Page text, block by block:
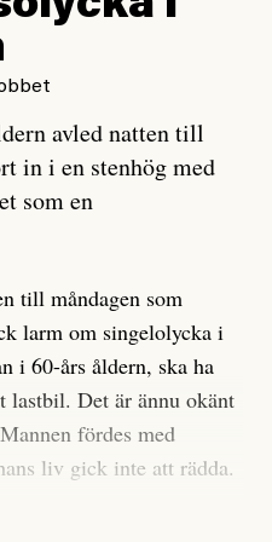
hoppas kan förtydliga
och andra hur jag
ETC:s uppdrag och
vill bli informerade,
– och som kräver
oberoende tidning.
än vad du hittar i
sant,
än
en tant.
Intervjun
”Livet i sig
politiskt”
avled natten till
in i en stenhög med
som en
till måndagen som
larm om singelolycka i
i 60-års åldern, ska ha
lastbil. Det är ännu okänt
fördes med
liv gick inte att rädda.